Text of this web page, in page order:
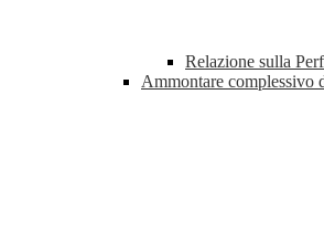
Relazione sulla
Ammontare complessivo